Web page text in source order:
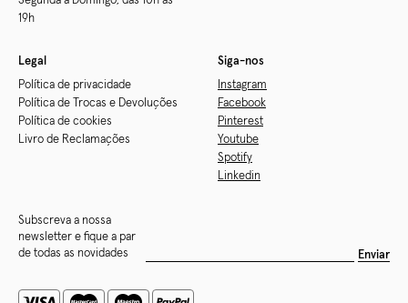
19h
Legal
Política de privacidade
Política de Trocas e Devoluções
Política de cookies
Livro de Reclamações
Siga-nos
Instagram
Facebook
Pinterest
Youtube
Spotify
Linkedin
Subscreva a nossa
newsletter e fique a par
de todas as novidades
Enviar